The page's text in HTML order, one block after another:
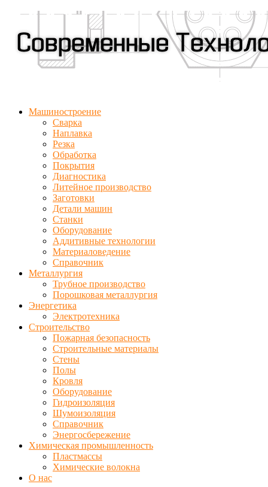
Машиностроение
Сварка
Наплавка
Резка
Обработка
Покрытия
Диагностика
Литейное производство
Заготовки
Детали машин
Станки
Оборудование
Аддитивные технологии
Материаловедение
Справочник
Металлургия
Трубное производство
Порошковая металлургия
Энергетика
Электротехника
Строительство
Пожарная безопасность
Строительные материалы
Стены
Полы
Кровля
Оборудование
Гидроизоляция
Шумоизоляция
Справочник
Энергосбережение
Химическая промышленность
Пластмассы
Химические волокна
О нас